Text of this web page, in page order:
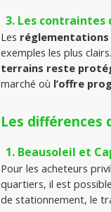
Les contraintes
Les réglementations
exemples les plus
terrains reste
marché où l’offre
Les différences
Beausoleil et
Pour les acheteurs
quartiers, il est
de stationnement, le